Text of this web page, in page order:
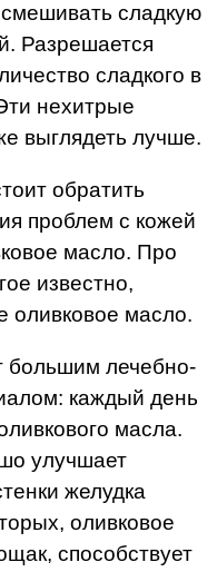
сладкую
Разрешается
сладкого в
нехитрые
выглядеть лучше.
обратить
проблем с кожей
масло. Про
известно,
оливковое масло.
большим лечебно-
каждый день
масла.
улучшает
желудка
оливковое
способствует